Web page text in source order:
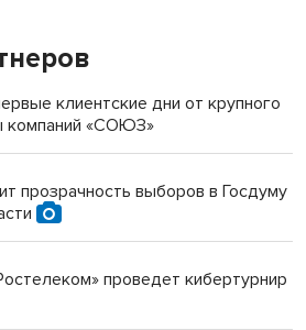
в новосибирском селе лошади
срок за избиение врачей
с женой вошли в топ-16
ВТБ открылось в Искитиме
клиентские дни от крупного
компаний «СОЮЗ»
прозрачность выборов в Госдуму
проведет кибертурнир